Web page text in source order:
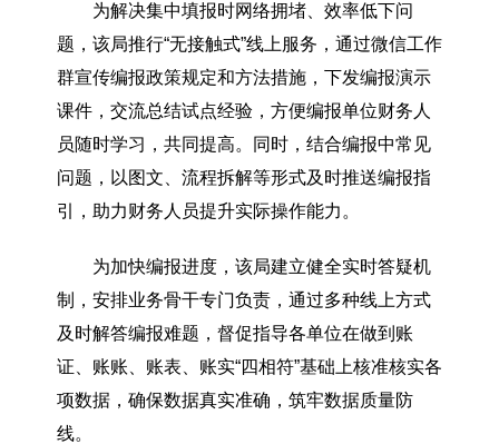
为解决集中填报时网络拥堵、效率低下问
题，该局推行“无接触式”线上服务，通过微信工作
群宣传编报政策规定和方法措施，下发编报演示
课件，交流总结试点经验，方便编报单位财务人
员随时学习，共同提高。同时，结合编报中常见
问题，以图文、流程拆解等形式及时推送编报指
引，助力财务人员提升实际操作能力。
为加快编报进度，该局建立健全实时答疑机
制，安排业务骨干专门负责，通过多种线上方式
及时解答编报难题，督促指导各单位在做到账
证、账账、账表、账实“四相符”基础上核准核实各
项数据，确保数据真实准确，筑牢数据质量防
线。